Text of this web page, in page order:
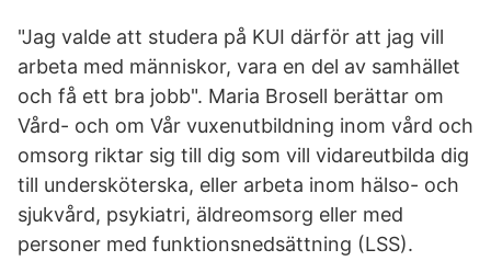
"Jag valde att studera på KUI därför att jag vill
arbeta med människor, vara en del av samhället
och få ett bra jobb". Maria Brosell berättar om
Vård- och om Vår vuxenutbildning inom vård och
omsorg riktar sig till dig som vill vidareutbilda dig
till undersköterska, eller arbeta inom hälso- och
sjukvård, psykiatri, äldreomsorg eller med
personer med funktionsnedsättning (LSS).